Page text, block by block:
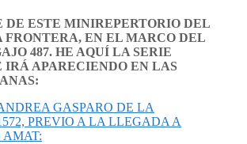
DE ESTE MINIREPERTORIO DEL
FRONTERA, EN EL MARCO DEL
487. HE AQUÍ LA SERIE
IRÁ APARECIENDO EN LAS
GASPARO DE LA
PREVIO A LA LLEGADA A
AMAT: